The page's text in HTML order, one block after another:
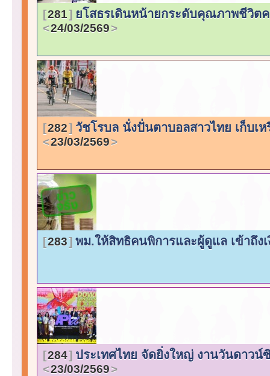
281 ยโสธรเดินหน้ายกระดับคุณภาพชีวิต
24/03/2569
282 วัชโรบล นั่งปั่นตาบอลสาวไทย เก็บ
23/03/2569
283 พม.ให้สิทธิคนพิการและผู้ดูแล เข้าถึง
284 ประเทศไทย จัดยิ่งใหญ่ งานวันดาว
23/03/2569